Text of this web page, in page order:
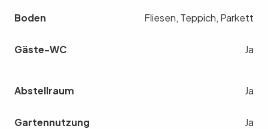
Boden Fliesen, Teppich, Parkett
Gäste-WC Ja
Abstellraum Ja
Gartennutzung Ja